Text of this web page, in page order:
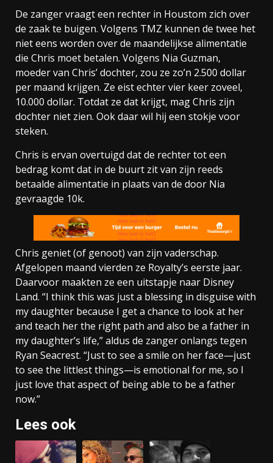
De zanger vraagt een rechter in Houstom zich over
de zaak te buigen. Volgens TMZ kunnen de twee het
niet eens worden over de maandelijkse alimentatie
die Chris moet betalen. Volgens Nia Guzman,
moeder van Chris’ dochter, zou ze zo’n 2.500 dollar
per maand krijgen. Ze eist echter vier keer zoveel,
10.000 dollar. Totdat ze dat krijgt, mag Chris zijn
dochter niet zien. Ook daar wil hij een stokje voor
steken.
Chris is ervan overtuigd dat de rechter tot een
bedrag komt dat in de buurt zit van zijn reeds
betaalde alimentatie in plaats van de door Nia
gevraagde 10k.
Chris geniet (of genoot) van zijn vaderschap.
Afgelopen maand vierden ze Royalty’s eerste jaar.
Daarvoor maakten ze een uitstapje naar Disney
Land. “I think this was just a blessing in disguise with
my daughter because I get a chance to look at her
and teach her the right path and also be a father in
my daughter’s life,” aldus de zanger onlangs tegen
Ryan Seacrest. “Just to see a smile on her face—just
to see the littlest things—is emotional for me, so I
just love that aspect of being able to be a father
now.”
Lees ook